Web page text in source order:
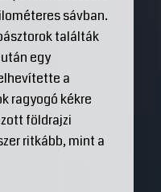
sávban.
találták
egy
a
ragyogó kékre
földrajzi
ritkább, mint a